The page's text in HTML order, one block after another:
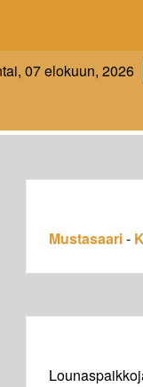
07 elokuun, 2026
Mustasaari-